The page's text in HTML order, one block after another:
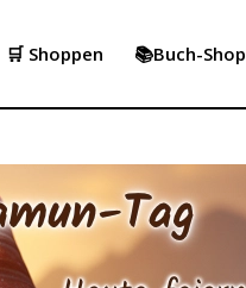
🛒 Shoppen 📚Buch-Shop